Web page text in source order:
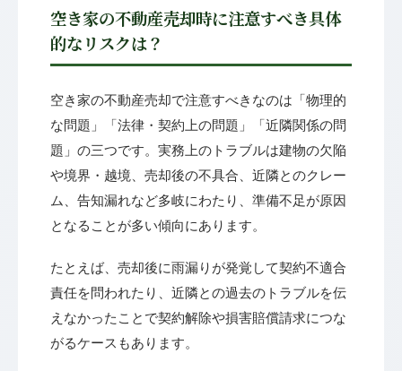
空き家の不動産売却時に注意すべき具体
的なリスクは？
空き家の不動産売却で注意すべきなのは「物理的
な問題」「法律・契約上の問題」「近隣関係の問
題」の三つです。実務上のトラブルは建物の欠陥
や境界・越境、売却後の不具合、近隣とのクレー
ム、告知漏れなど多岐にわたり、準備不足が原因
となることが多い傾向にあります。
たとえば、売却後に雨漏りが発覚して契約不適合
責任を問われたり、近隣との過去のトラブルを伝
えなかったことで契約解除や損害賠償請求につな
がるケースもあります。